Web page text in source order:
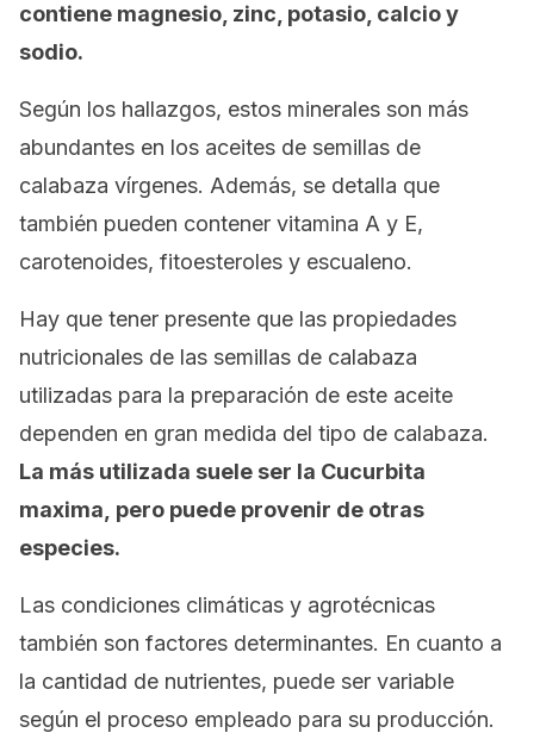
contiene magnesio, zinc, potasio, calcio y
sodio.
Según los hallazgos, estos minerales son más
abundantes en los aceites de semillas de
calabaza vírgenes. Además, se detalla que
también pueden contener vitamina A y E,
carotenoides, fitoesteroles y escualeno.
Hay que tener presente que las propiedades
nutricionales de las semillas de calabaza
utilizadas para la preparación de este aceite
dependen en gran medida del tipo de calabaza.
La más utilizada suele ser la Cucurbita
maxima, pero puede provenir de otras
especies.
Las condiciones climáticas y agrotécnicas
también son factores determinantes. En cuanto a
la cantidad de nutrientes, puede ser variable
según el proceso empleado para su producción.